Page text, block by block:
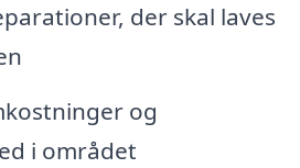
der skal laves
og
i området